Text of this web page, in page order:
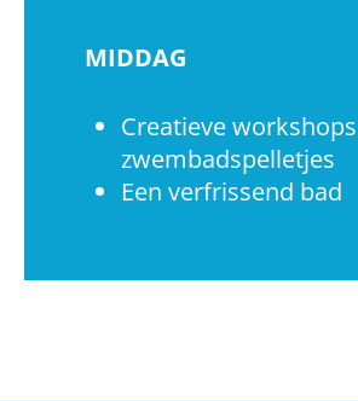
MIDDAG
Creatieve
zwembadspelletjes
Een verfrissend bad